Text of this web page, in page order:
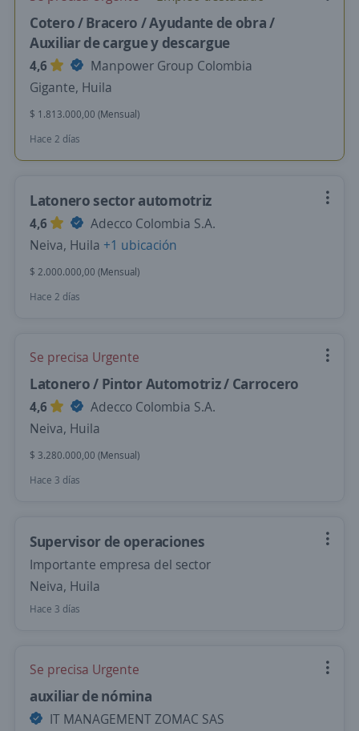
Cotero / Bracero / Ayudante de obra /
Auxiliar de cargue y descargue
4,6
Manpower Group Colombia
Gigante, Huila
$ 1.813.000,00 (Mensual)
Hace 2 días
Latonero sector automotriz
4,6
Adecco Colombia S.A.
Neiva, Huila +1 ubicación
$ 2.000.000,00 (Mensual)
Hace 2 días
Se precisa Urgente
Latonero / Pintor Automotriz / Carrocero
4,6
Adecco Colombia S.A.
Neiva, Huila
$ 3.280.000,00 (Mensual)
Hace 3 días
Supervisor de operaciones
Importante empresa del sector
Neiva, Huila
Hace 3 días
Se precisa Urgente
auxiliar de nómina
IT MANAGEMENT ZOMAC SAS